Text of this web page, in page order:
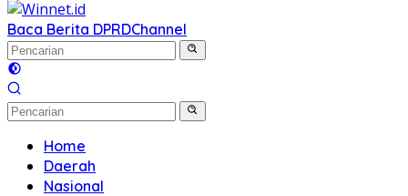
Baca Berita DPRDChannel
Home
Daerah
Nasional